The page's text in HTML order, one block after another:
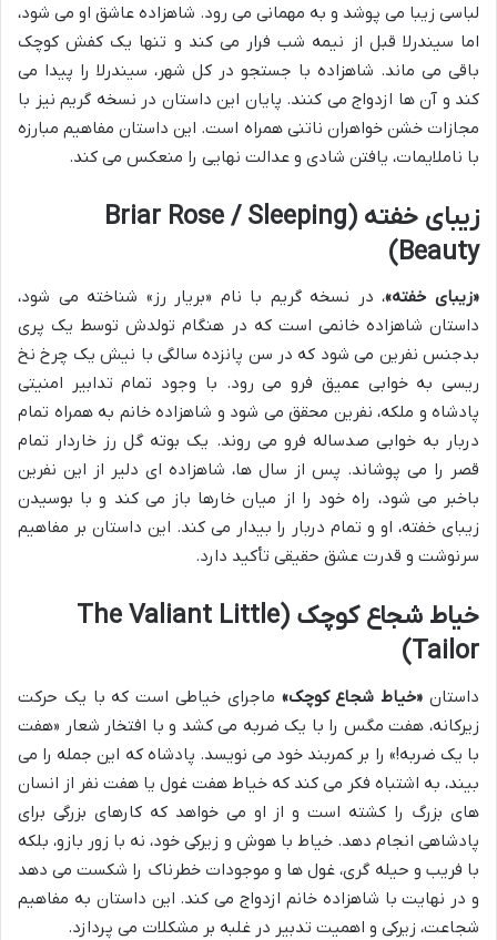
لباسی زیبا می پوشد و به مهمانی می رود. شاهزاده عاشق او می شود،
اما سیندرلا قبل از نیمه شب فرار می کند و تنها یک کفش کوچک
باقی می ماند. شاهزاده با جستجو در کل شهر، سیندرلا را پیدا می
کند و آن ها ازدواج می کنند. پایان این داستان در نسخه گریم نیز با
مجازات خشن خواهران ناتنی همراه است. این داستان مفاهیم مبارزه
با ناملایمات، یافتن شادی و عدالت نهایی را منعکس می کند.
زیبای خفته (Briar Rose / Sleeping
Beauty)
«زیبای خفته»، در نسخه گریم با نام «بریار رز» شناخته می شود،
داستان شاهزاده خانمی است که در هنگام تولدش توسط یک پری
بدجنس نفرین می شود که در سن پانزده سالگی با نیش یک چرخ نخ
ریسی به خوابی عمیق فرو می رود. با وجود تمام تدابیر امنیتی
پادشاه و ملکه، نفرین محقق می شود و شاهزاده خانم به همراه تمام
دربار به خوابی صدساله فرو می روند. یک بوته گل رز خاردار تمام
قصر را می پوشاند. پس از سال ها، شاهزاده ای دلیر از این نفرین
باخبر می شود، راه خود را از میان خارها باز می کند و با بوسیدن
زیبای خفته، او و تمام دربار را بیدار می کند. این داستان بر مفاهیم
سرنوشت و قدرت عشق حقیقی تأکید دارد.
خیاط شجاع کوچک (The Valiant Little
Tailor)
داستان «خیاط شجاع کوچک» ماجرای خیاطی است که با یک حرکت
زیرکانه، هفت مگس را با یک ضربه می کشد و با افتخار شعار «هفت
با یک ضربه!» را بر کمربند خود می نویسد. پادشاه که این جمله را می
بیند، به اشتباه فکر می کند که خیاط هفت غول یا هفت نفر از انسان
های بزرگ را کشته است و از او می خواهد که کارهای بزرگی برای
پادشاهی انجام دهد. خیاط با هوش و زیرکی خود، نه با زور بازو، بلکه
با فریب و حیله گری، غول ها و موجودات خطرناک را شکست می دهد
و در نهایت با شاهزاده خانم ازدواج می کند. این داستان به مفاهیم
شجاعت، زیرکی و اهمیت تدبیر در غلبه بر مشکلات می پردازد.